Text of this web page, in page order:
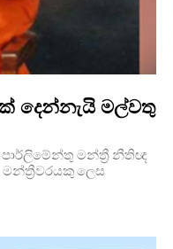
දෙන්නැයි මල්වතු
පාර්ලිමේන්තු මන්ත්‍රී නීතිඥ
ලෙස